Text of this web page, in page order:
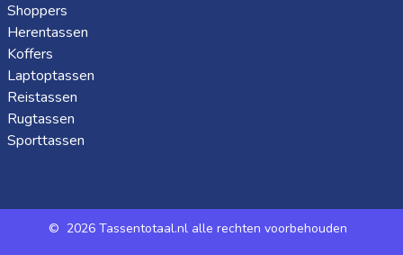
Shoppers
Herentassen
Koffers
Laptoptassen
Reistassen
Rugtassen
Sporttassen
© 2026 Tassentotaal.nl alle rechten voorbehouden